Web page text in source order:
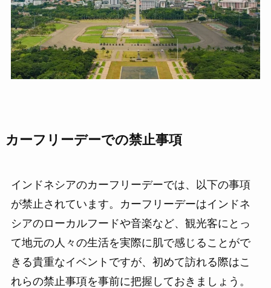
カーフリーデーでの禁止事項
インドネシアのカーフリーデーでは、以下の事項
が禁止されています。カーフリーデーはインドネ
シアのローカルフードや音楽など、観光客にとっ
て地元の人々の生活を実際に肌で感じることがで
きる貴重なイベントですが、初めて訪れる際はこ
れらの禁止事項を事前に把握しておきましょう。